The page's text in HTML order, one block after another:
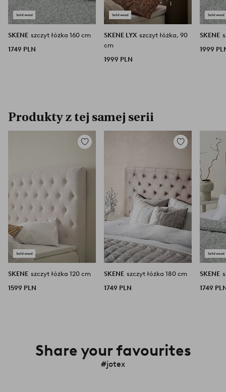
SKENE szczyt łóżka 160 cm
1749 PLN
SKENE LYX szczyt łóżka, 90
cm
1999 PLN
SKENE
1999
Produkty z tej samej serii
Dodaj
SKENE szczyt łóżka 120 cm
1599 PLN
Dodaj
ulubionych
SKENE szczyt łóżka 180 cm
1749 PLN
SKENE
1749
Share your favourites
#jotex